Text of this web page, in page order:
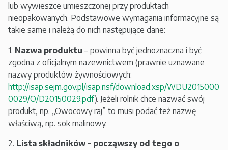
lub wywieszce umieszczonej przy produktach
nieopakowanych. Podstawowe wymagania informacyjne są
takie same i należą do nich następujące dane:
1. Nazwa produktu – powinna być jednoznaczna i być
zgodna z oficjalnym nazewnictwem (prawnie uznawane
nazwy produktów żywnościowych:
http://isap.sejm.gov.pl/isap.nsf/download.xsp/WDU2015000
0029/O/D20150029.pdf). Jeżeli rolnik chce nazwać swój
produkt, np. „Owocowy raj” to musi podać też nazwę
właściwą, np. sok malinowy.
2. Lista składników – począwszy od tego o